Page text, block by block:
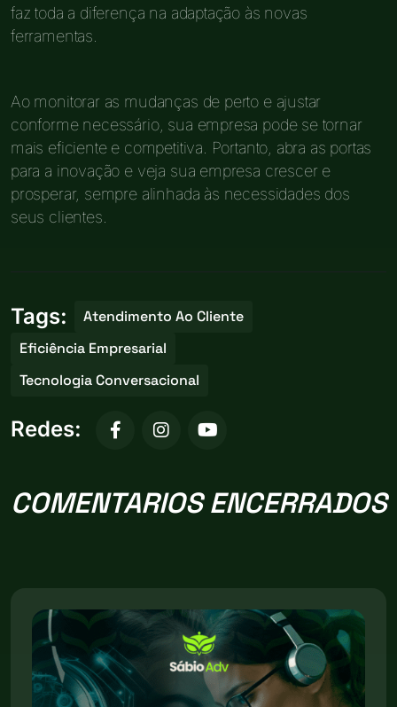
faz toda a diferença na adaptação às novas
ferramentas.
Ao monitorar as mudanças de perto e ajustar
conforme necessário, sua empresa pode se tornar
mais eficiente e competitiva. Portanto, abra as portas
para a inovação e veja sua empresa crescer e
prosperar, sempre alinhada às necessidades dos
seus clientes.
Tags:
Atendimento Ao Cliente
Eficiência Empresarial
Tecnologia Conversacional
Redes:
COMENTARIOS ENCERRADOS